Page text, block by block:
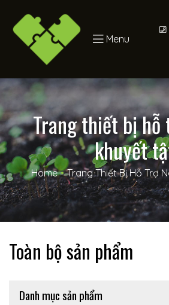
Menu
Trang thiết bị
khuyết
Home • Trang Thiết Bị Hỗ Trợ
Toàn bộ sản phẩm
Danh mục sản phẩm
Sống